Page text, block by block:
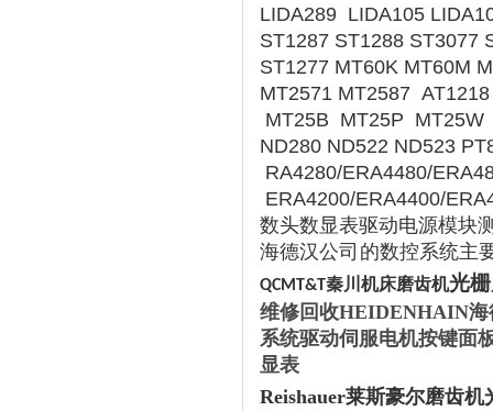
LIDA289 LIDA105
ST1287 ST1288 ST3077
ST1277 MT60K MT60M
MT2571 MT2587
MT25B MT25P MT25W
ND280 ND522 ND523
RA4280/ERA4480/
ERA4200/ERA4400/
数头数显表驱动电源模块
海德汉公司 的数控系统主
QCMT&T秦川机床磨齿机光
维修回收HEIDENHAIN海
系统驱动伺服电机按键面
显表
‌Reishauer莱斯豪尔磨齿机